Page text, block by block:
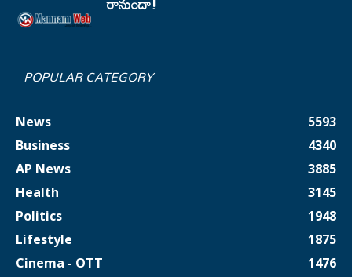
POPULAR CATEGORY
News
5593
Business
4340
AP News
3885
Health
3145
Politics
1948
Lifestyle
1875
Cinema - OTT
1476